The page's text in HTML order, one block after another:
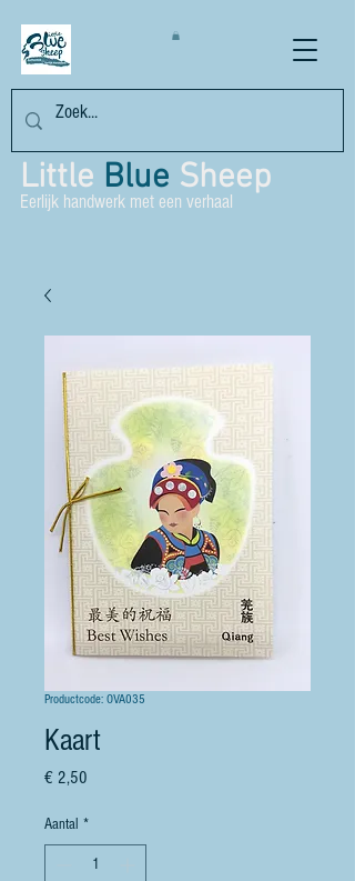
Little Blue Sheep
Eerlijk handwerk met een verhaal
Productcode: OVA035
Kaart
€ 2,50
Aantal *